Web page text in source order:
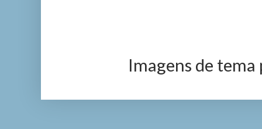
Imagens de